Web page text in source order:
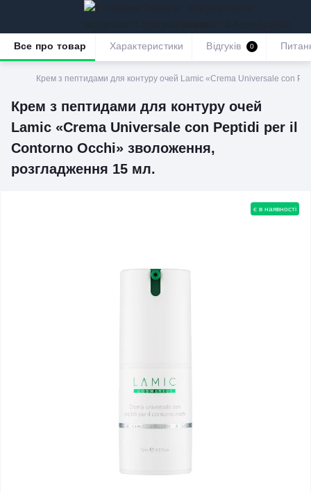
обслуговування
Крем з пептидами для контуру очей Lamic «Crema Universale con
Крем з пептидами для контуру очей
Lamic «Crema Universale con Peptidi per il
Contorno Occhi» зволоження,
розгладження 15 мл.
Все про товар Характеристики Відгуків 0
є в наявності